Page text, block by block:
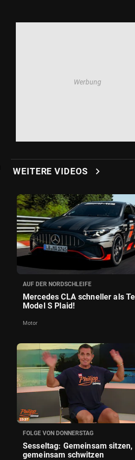
WEITERE VIDEOS chevron_right
AUF DER NORDSCHLEIFE
Mercedes CLA schneller als
Model S Plaid!
Motor
FOLGE VON DONNERSTAG
Sesseltag: Gemeinsam sitzen,
gemeinsam schwitzen